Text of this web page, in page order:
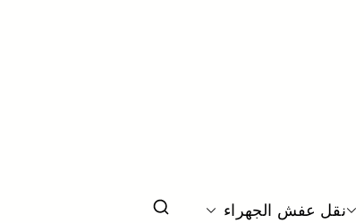
نقل عفش الجهراء